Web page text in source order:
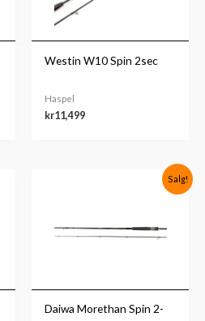
Westin W10 Spin 2sec
Haspel
kr11,499
Salg!
Daiwa Morethan Spin 2-